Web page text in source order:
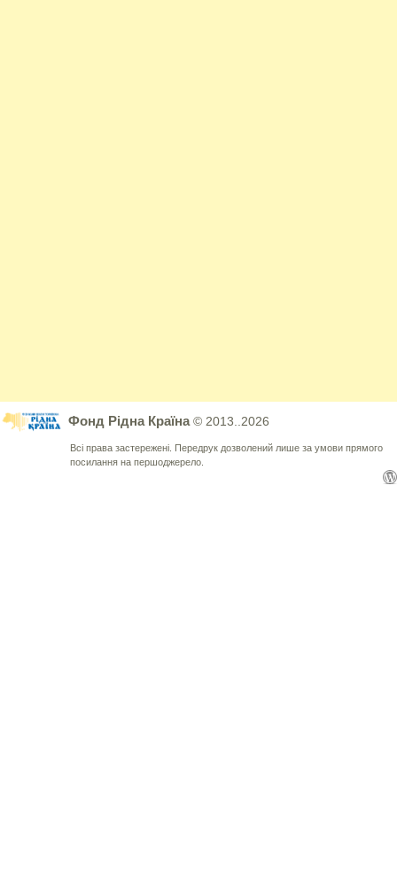
Фонд Рідна Країна© 2013..2026
Всі права застережені. Передрук дозволений лише за умови прямого
посилання на першоджерело.